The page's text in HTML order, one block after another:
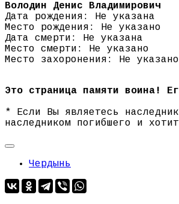
Володин Денис Владимирович
Дата рождения: Не указана
Место рождения: Не указано
Дата смерти: Не указана
Место смерти: Не указано
Место захоронения: Не указано
Это страница памяти воина!
* Если Вы являетесь
наследником погибшего и
Чердынь